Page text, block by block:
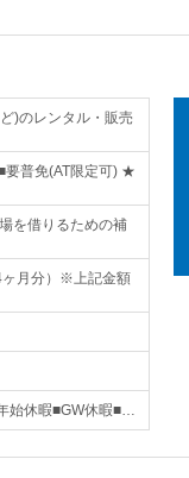
)のレンタル・販売
要普免(AT限定可) ★
を借りるための補
ヶ月分）※上記金額
始休暇■GW休暇■…